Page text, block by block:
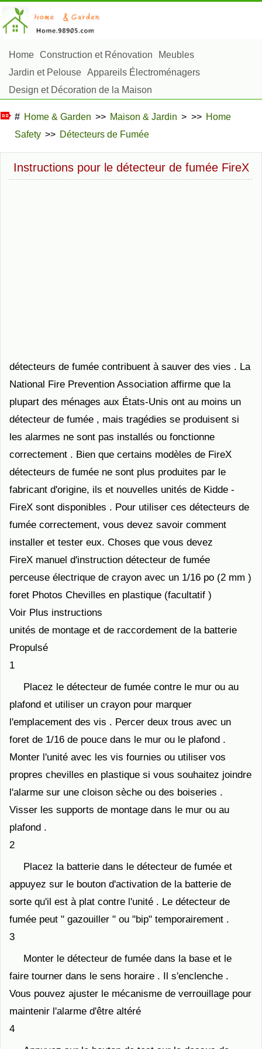
Home Construction et Rénovation
Meubles
Jardin et Pelouse Appareils Électroménagers
Design et Décoration de la Maison
Aménagement et Construction Extérieure
# Home & Garden >> Maison & Jardin > >> Home
Safety >> Détecteurs de Fumée
Instructions pour le détecteur de fumée FireX
détecteurs de fumée contribuent à sauver des vies . La
National Fire Prevention Association affirme que la
plupart des ménages aux États-Unis ont au moins un
détecteur de fumée , mais tragédies se produisent si
les alarmes ne sont pas installés ou fonctionne
correctement . Bien que certains modèles de FireX
détecteurs de fumée ne sont plus produites par le
fabricant d'origine, ils et nouvelles unités de Kidde -
FireX sont disponibles . Pour utiliser ces détecteurs de
fumée correctement, vous devez savoir comment
installer et tester eux. Choses que vous devez
FireX manuel d'instruction détecteur de fumée
perceuse électrique de crayon avec un 1/16 po (2 mm )
foret Photos Chevilles en plastique (facultatif )
Voir Plus instructions
unités de montage et de raccordement de la batterie
Propulsé
1
Placez le détecteur de fumée contre le mur ou au
plafond et utiliser un crayon pour marquer
l'emplacement des vis . Percer deux trous avec un
foret de 1/16 de pouce dans le mur ou le plafond .
Monter l'unité avec les vis fournies ou utiliser vos
propres chevilles en plastique si vous souhaitez joindre
l'alarme sur une cloison sèche ou des boiseries .
Visser les supports de montage dans le mur ou au
plafond .
2
Placez la batterie dans le détecteur de fumée et
appuyez sur le bouton d'activation de la batterie de
sorte qu'il est à plat contre l'unité . Le détecteur de
fumée peut " gazouiller " ou "bip" temporairement .
3
Monter le détecteur de fumée dans la base et le
faire tourner dans le sens horaire . Il s'enclenche .
Vous pouvez ajuster le mécanisme de verrouillage pour
maintenir l'alarme d'être altéré
4